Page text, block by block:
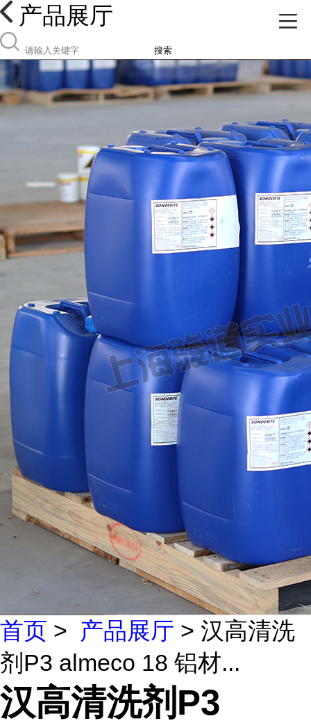
产品展厅
搜索
首页 > 产品展厅 > 汉高清洗
剂P3 almeco 18 铝材...
汉高清洗剂P3